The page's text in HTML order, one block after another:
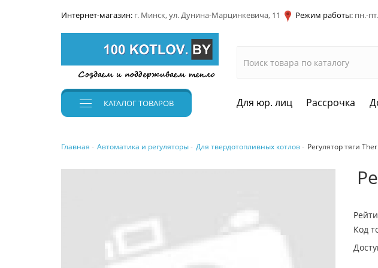
Интернет-магазин: г. Минск, ул. Дунина-Марцинкевича, 11 Режим работы: пн.-
КАТАЛОГТОВАРОВ Для юр. лиц Рассрочка
Главная Автоматика и регуляторы Для твердотопливных котлов Регулятор тяги
Код